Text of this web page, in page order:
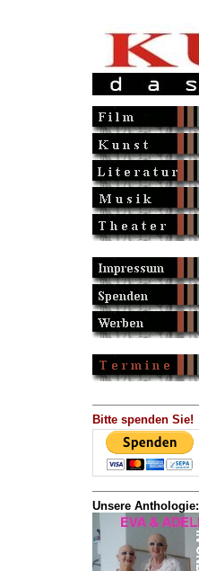
Bitte spenden Sie!
Unsere Anthologie: